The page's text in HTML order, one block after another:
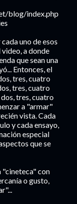
blog/index.php
uno de esos
video, a donde
que sean una
Entonces, el
tres, cuatro
tres, cuatro
tres, cuatro
a "armar"
vista. Cada
y cada ensayo,
especial
que se
"cineteca" con
o gusto,